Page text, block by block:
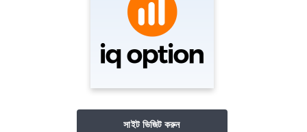
সাইট ভিজিট করুন